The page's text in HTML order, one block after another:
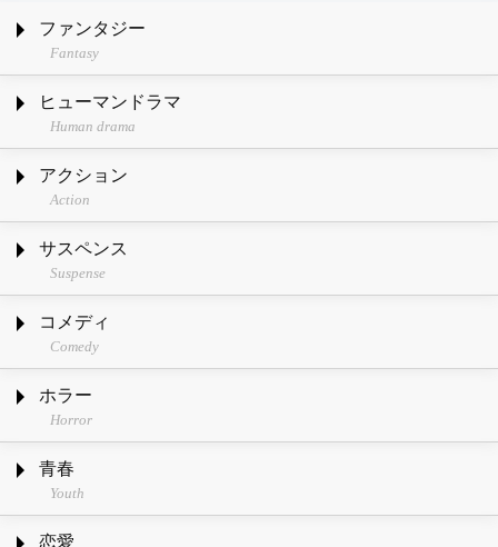
ファンタジー
Fantasy
ヒューマンドラマ
Human drama
アクション
Action
サスペンス
Suspense
コメディ
Comedy
ホラー
Horror
青春
Youth
恋愛